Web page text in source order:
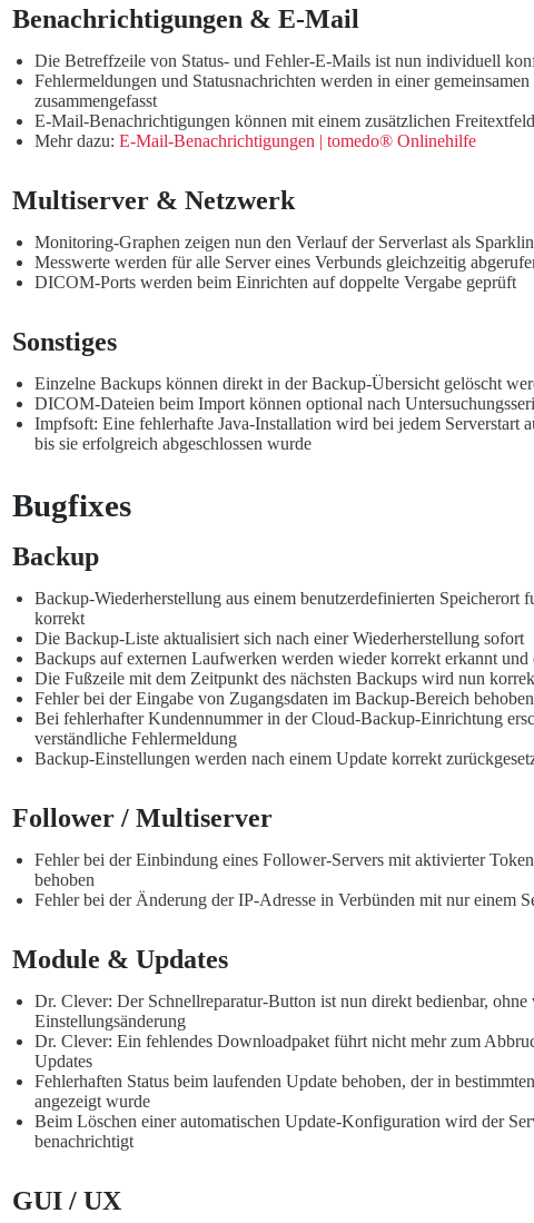
Benachrichtigungen & E-Mail
Die Betreffzeile von Status- und Fehler-E-Mails ist nun individuell
Fehlermeldungen und Statusnachrichten werden in einer
zusammengefasst
E-Mail-Benachrichtigungen können mit einem zusätzlichen
Mehr dazu: E-Mail-Benachrichtigungen | tomedo® Onlinehilfe
Multiserver & Netzwerk
Monitoring-Graphen zeigen nun den Verlauf der Serverlast als
Messwerte werden für alle Server eines Verbunds gleichzeitig
DICOM-Ports werden beim Einrichten auf doppelte Vergabe geprüft
Sonstiges
Einzelne Backups können direkt in der Backup-Übersicht gelöscht
DICOM-Dateien beim Import können optional nach
Impfsoft: Eine fehlerhafte Java-Installation wird bei jedem Serverstart
bis sie erfolgreich abgeschlossen wurde
Bugfixes
Backup
Backup-Wiederherstellung aus einem benutzerdefinierten Speicherort
korrekt
Die Backup-Liste aktualisiert sich nach einer Wiederherstellung sofort
Backups auf externen Laufwerken werden wieder korrekt erkannt und
Die Fußzeile mit dem Zeitpunkt des nächsten Backups wird nun
Fehler bei der Eingabe von Zugangsdaten im Backup-Bereich behoben
Bei fehlerhafter Kundennummer in der Cloud-Backup-Einrichtung
verständliche Fehlermeldung
Backup-Einstellungen werden nach einem Update korrekt
Follower / Multiserver
Fehler bei der Einbindung eines Follower-Servers mit aktivierter
behoben
Fehler bei der Änderung der IP-Adresse in Verbünden mit nur einem
Module & Updates
Dr. Clever: Der Schnellreparatur-Button ist nun direkt bedienbar, ohne
Einstellungsänderung
Dr. Clever: Ein fehlendes Downloadpaket führt nicht mehr zum
Updates
Fehlerhaften Status beim laufenden Update behoben, der in
angezeigt wurde
Beim Löschen einer automatischen Update-Konfiguration wird der
benachrichtigt
GUI / UX